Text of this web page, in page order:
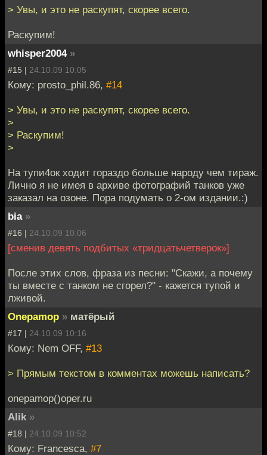
> Увы, и это не раскупят, скорее всего.
Раскупим!
whisper2004 »
#15 | 24.10.09 10:05
Кому: prosto_phil.86, #14
> Увы, и это не раскупят, скорее всего.
>
> Раскупим!
>
На тупи4ок ходит гораздо больше народу чем тираж.
Лично я не имея в архиве фотографий танков уже
заказал на озоне. Пора подумать о 2-ом издании.:)
bia »
#16 | 24.10.09 10:06
[сменив девять подбитых «тридцатьчетверок»]
После этих слов, фраза из песни: "Скажи, а почему
ты вместе с танком не сгорел?" - кажется тупой и
лживой.
Onepamop » матёрый
#17 | 24.10.09 10:16
Кому: Nem OFF, #13
> Прямым текстом в комментах можешь написать?
onepamop()oper.ru
Alik »
#18 | 24.10.09 10:52
Кому: Francesca, #7